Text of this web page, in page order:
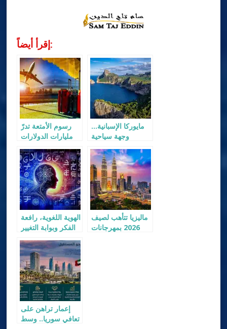
إقرأ أيضاً:
رسوم الأمتعة تدرّ
مليارات الدولارات
الطيران
مايوركا الإسبانية…
وجهة سياحية
الهوية اللغوية، رافعة
الفكر وبوابة التغيير
ماليزيا تتأهب لصيف
2026 بمهرجانات
إعمار تراهن على
تعافي سوريا.. وسط